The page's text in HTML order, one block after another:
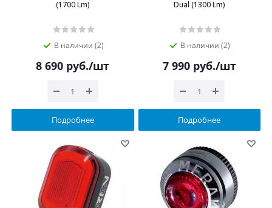
(1700 Lm)
В наличии (2)
8 690 руб./шт
Подробнее
Dual (1300 Lm)
В наличии (2)
7 990руб./шт
Подробнее